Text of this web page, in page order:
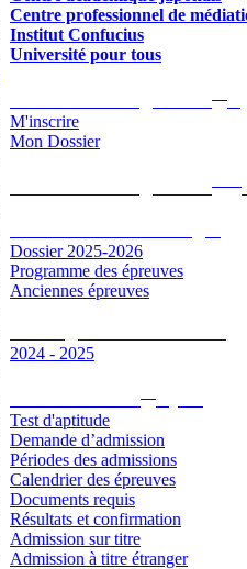
Centre professionnel de
Institut Confucius
Université pour tous
M'inscrire
Mon Dossier
Dossier 2025-2026
Programme des épreuves
Anciennes épreuves
2024 - 2025
Test d'aptitude
Demande d’admission
Périodes des admissions
Calendrier des épreuves
Documents requis
Résultats et confirmation
Admission sur titre
Admission à titre étranger